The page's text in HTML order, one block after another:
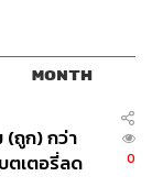
MONTH
(ถูก) กว่า
ตเตอรี่ลด
0